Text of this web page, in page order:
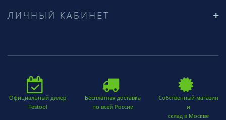
ЛИЧНЫЙ КАБИНЕТ
Официальный дилер
Festool
Бесплатная доставка
по всей России
Собственный магазин
и
склад в Москве